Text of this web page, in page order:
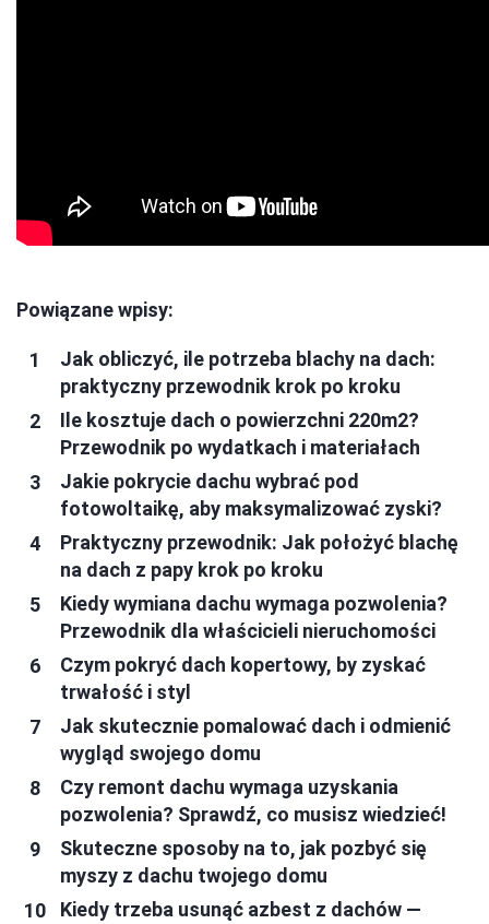
Powiązane wpisy:
Jak obliczyć, ile potrzeba blachy na dach:
praktyczny przewodnik krok po kroku
Ile kosztuje dach o powierzchni 220m2?
Przewodnik po wydatkach i materiałach
Jakie pokrycie dachu wybrać pod
fotowoltaikę, aby maksymalizować zyski?
Praktyczny przewodnik: Jak położyć blachę
na dach z papy krok po kroku
Kiedy wymiana dachu wymaga pozwolenia?
Przewodnik dla właścicieli nieruchomości
Czym pokryć dach kopertowy, by zyskać
trwałość i styl
Jak skutecznie pomalować dach i odmienić
wygląd swojego domu
Czy remont dachu wymaga uzyskania
pozwolenia? Sprawdź, co musisz wiedzieć!
Skuteczne sposoby na to, jak pozbyć się
myszy z dachu twojego domu
Kiedy trzeba usunąć azbest z dachów —